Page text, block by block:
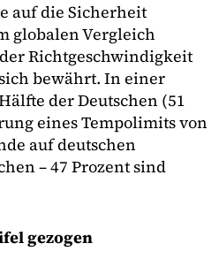
auf die Sicherheit
globalen Vergleich
Richtgeschwindigkeit
bewährt. In einer
der Deutschen (51
eines Tempolimits von
auf deutschen
– 47 Prozent sind
gezogen